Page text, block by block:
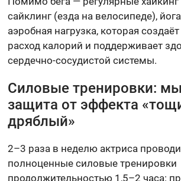
сайклинг (езда на велосипеде),
аэробная нагрузка, которая
расход калорий и поддерживает
сердечно-сосудистой системы.
Силовые тренировки:
защита от эффекта
дряблый»
2–3 раза в неделю актриса
полноценные силовые тренировки
продолжительностью 1,5–2 часа: